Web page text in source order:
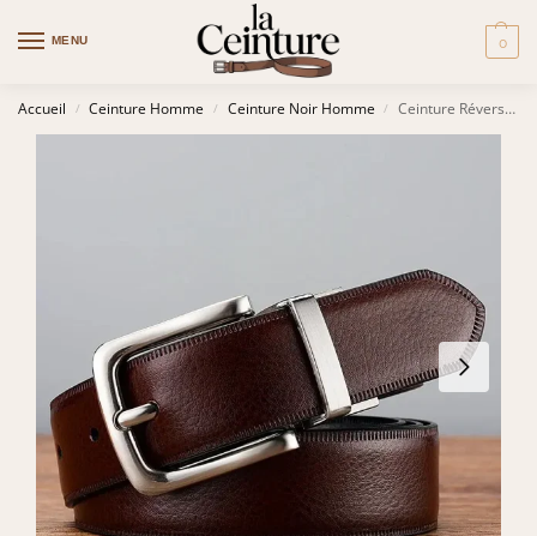
MENU 0
Accueil / Ceinture Homme / Ceinture Noir Homme / Ceinture Réversible Homme – Houston